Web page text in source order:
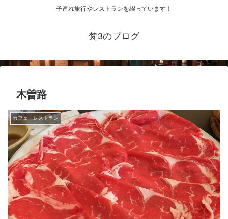
子連れ旅行やレストランを綴っています！
梵3のブログ
木曽路
カフェ・レストラン